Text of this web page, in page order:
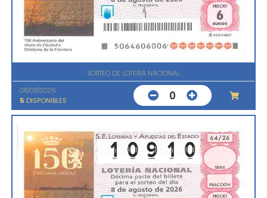
SORTEO DE LOTERIA NACIONAL
08/08/2026
5 DISPONIBLES 0